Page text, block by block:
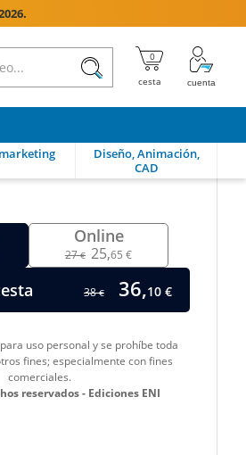

Diseño, Animación,
CAD
Online
27€ 25,65 €
38€ 36,10 €
uso personal y se prohíbe toda
fines; especialmente con fines
comerciales.
reservados - Ediciones ENI